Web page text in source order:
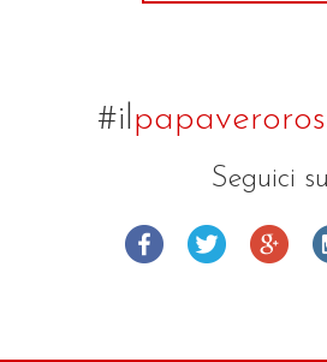
#il
Seguici su